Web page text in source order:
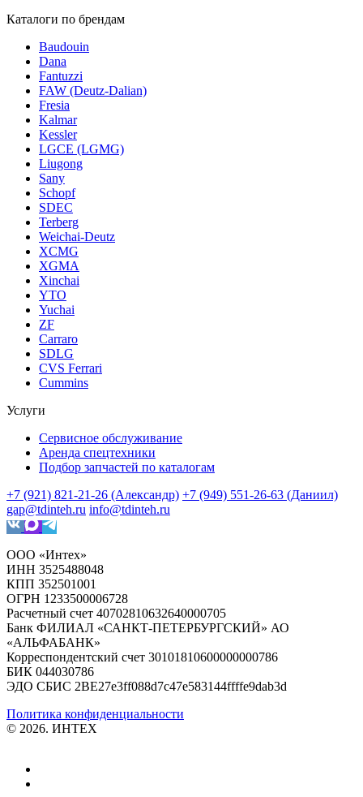
Каталоги по брендам
Baudouin
Dana
Fantuzzi
FAW (Deutz-Dalian)
Fresia
Kalmar
Kessler
LGCE (LGMG)
Liugong
Sany
Schopf
SDEC
Terberg
Weichai-Deutz
XCMG
XGMA
Xinchai
YTO
Yuchai
ZF
Carraro
SDLG
CVS Ferrari
Cummins
Услуги
Сервисное обслуживание
Аренда спецтехники
Подбор запчастей по каталогам
+7 (921) 821-21-26 (Александр) +7 (949) 551-26-63 (Даниил)
gap@tdinteh.ru info@tdinteh.ru
ООО «Интех»
ИНН 3525488048
КПП 352501001
ОГРН 1233500006728
Расчетный счет 40702810632640000705
Банк ФИЛИАЛ «САНКТ-ПЕТЕРБУРГСКИЙ» АО
«АЛЬФАБАНК»
Корреспондентский счет 30101810600000000786
БИК 044030786
ЭДО СБИС 2BE27e3ff088d7c47e583144ffffe9dab3d
Политика конфиденциальности
© 2026. ИНТЕХ